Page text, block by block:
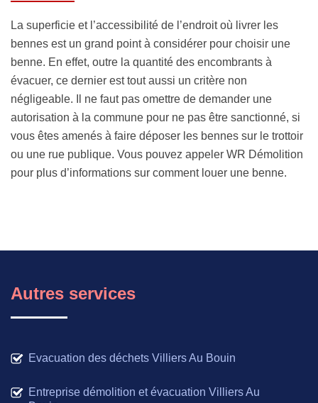
La superficie et l’accessibilité de l’endroit où livrer les
bennes est un grand point à considérer pour choisir une
benne. En effet, outre la quantité des encombrants à
évacuer, ce dernier est tout aussi un critère non
négligeable. Il ne faut pas omettre de demander une
autorisation à la commune pour ne pas être sanctionné, si
vous êtes amenés à faire déposer les bennes sur le trottoir
ou une rue publique. Vous pouvez appeler WR Démolition
pour plus d’informations sur comment louer une benne.
Autres services
Evacuation des déchets Villiers Au Bouin
Entreprise démolition et évacuation Villiers Au